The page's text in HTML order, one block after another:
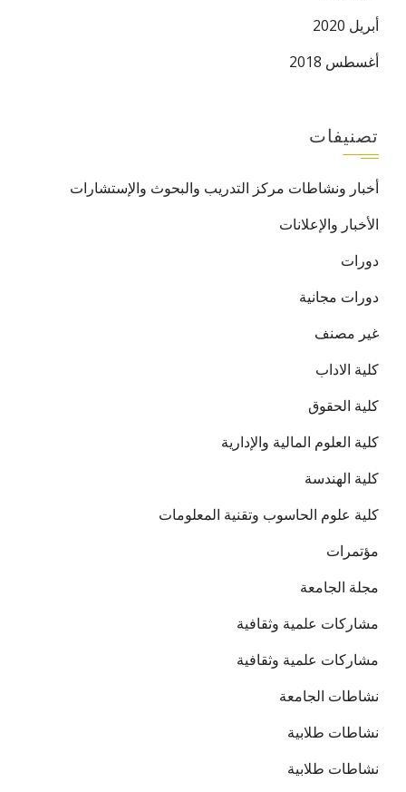
أبريل 2020
أغسطس 2018
تصنيفات
أخبار ونشاطات مركز التدريب والبحوث والإستشارات
الأخبار والإعلانات
دورات
دورات مجانية
غير مصنف
كلية الاداب
كلية الحقوق
كلية العلوم المالية والإدارية
كلية الهندسة
كلية علوم الحاسوب وتقنية المعلومات
مؤتمرات
مجلة الجامعة
مشاركات علمية وثقافية
مشاركات علمية وثقافية
نشاطات الجامعة
نشاطات طلابية
نشاطات طلابية